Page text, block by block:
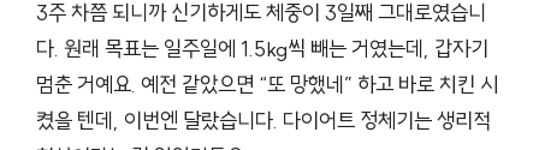
3주 차쯤 되니까 신기하게도 체중이 3일째 그대로였습니
다. 원래 목표는 일주일에 1.5kg씩 빼는 거였는데, 갑자기
멈춘 거예요. 예전 같았으면 “또 망했네” 하고 바로 치킨 시
켰을 텐데, 이번엔 달랐습니다. 다이어트 정체기는 생리적